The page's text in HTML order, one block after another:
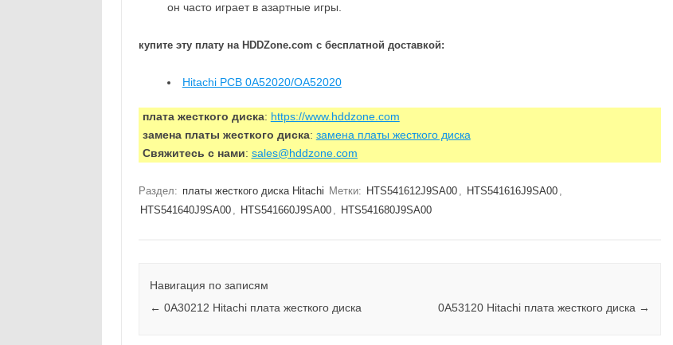
он часто играет в азартные игры.
купите эту плату на HDDZone.com с бесплатной доставкой:
Hitachi PCB 0A52020/OA52020
плата жесткого диска: https://www.hddzone.com
замена платы жесткого диска: замена платы жесткого диска
Свяжитесь с нами: sales@hddzone.com
Раздел: платы жесткого диска Hitachi Метки: HTS541612J9SA00 , HTS541616J9SA00 ,
HTS541640J9SA00 , HTS541660J9SA00 , HTS541680J9SA00
Навигация по записям
← 0A30212 Hitachi плата жесткого диска 0A53120 Hitachi плата жесткого диска →